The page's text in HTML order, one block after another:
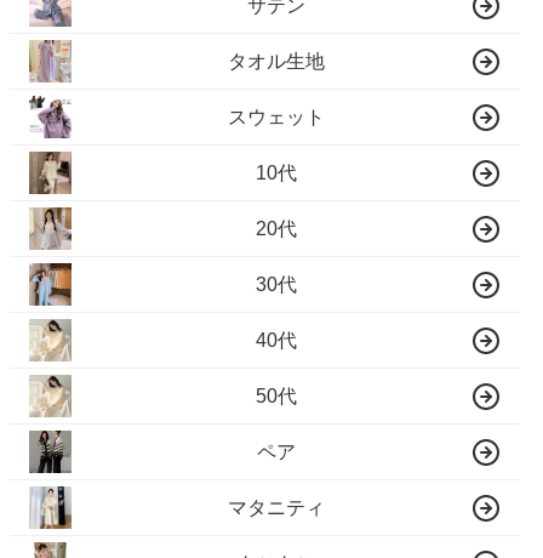
サテン
タオル生地
スウェット
10代
20代
30代
40代
50代
ペア
マタニティ